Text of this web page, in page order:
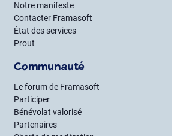
Notre manifeste
Contacter Framasoft
État des services
Prout
Communauté
Le forum de Framasoft
Participer
Bénévolat valorisé
Partenaires